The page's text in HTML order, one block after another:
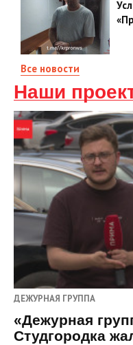
Все новости
Наши
ДЕЖУРНАЯ ГРУППА
«Дежурная
Студгородка